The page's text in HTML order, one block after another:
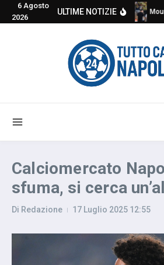
Salta al contenuto
6 Agosto
2026
ULTIME NOTIZIE
Calciomercato
sfuma, si cerca
Di Redazione 17 Luglio 2025 12:55